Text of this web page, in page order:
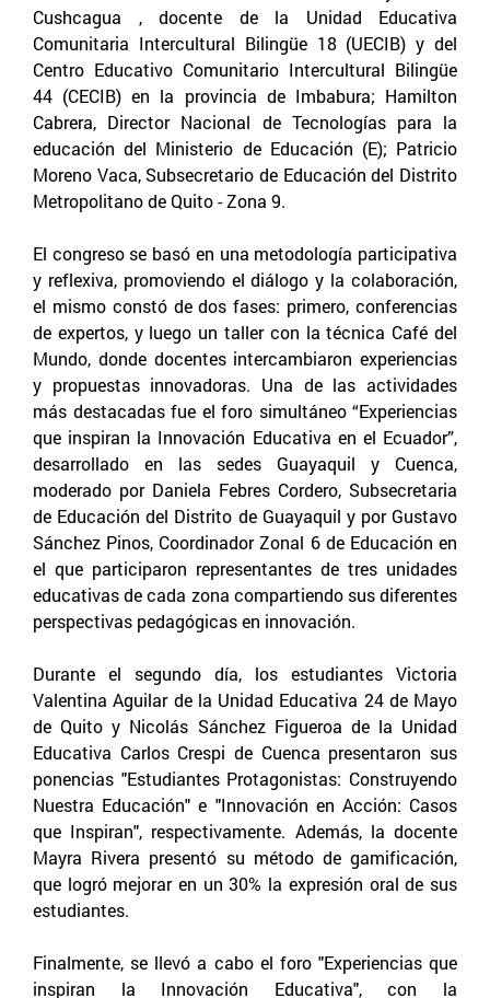
Cushcagua , docente de la Unidad Educativa
Comunitaria Intercultural Bilingüe 18 (UECIB) y del
Centro Educativo Comunitario Intercultural Bilingüe
44 (CECIB) en la provincia de Imbabura; Hamilton
Cabrera, Director Nacional de Tecnologías para la
educación del Ministerio de Educación (E); Patricio
Moreno Vaca, Subsecretario de Educación del Distrito
Metropolitano de Quito - Zona 9.
El congreso se basó en una metodología participativa
y reflexiva, promoviendo el diálogo y la colaboración,
el mismo constó de dos fases: primero, conferencias
de expertos, y luego un taller con la técnica Café del
Mundo, donde docentes intercambiaron experiencias
y propuestas innovadoras. Una de las actividades
más destacadas fue el foro simultáneo “Experiencias
que inspiran la Innovación Educativa en el Ecuador”,
desarrollado en las sedes Guayaquil y Cuenca,
moderado por Daniela Febres Cordero, Subsecretaria
de Educación del Distrito de Guayaquil y por Gustavo
Sánchez Pinos, Coordinador Zonal 6 de Educación en
el que participaron representantes de tres unidades
educativas de cada zona compartiendo sus diferentes
perspectivas pedagógicas en innovación.
Durante el segundo día, los estudiantes Victoria
Valentina Aguilar de la Unidad Educativa 24 de Mayo
de Quito y Nicolás Sánchez Figueroa de la Unidad
Educativa Carlos Crespi de Cuenca presentaron sus
ponencias "Estudiantes Protagonistas: Construyendo
Nuestra Educación" e "Innovación en Acción: Casos
que Inspiran", respectivamente. Además, la docente
Mayra Rivera presentó su método de gamificación,
que logró mejorar en un 30% la expresión oral de sus
estudiantes.
Finalmente, se llevó a cabo el foro "Experiencias que
inspiran la Innovación Educativa", con la